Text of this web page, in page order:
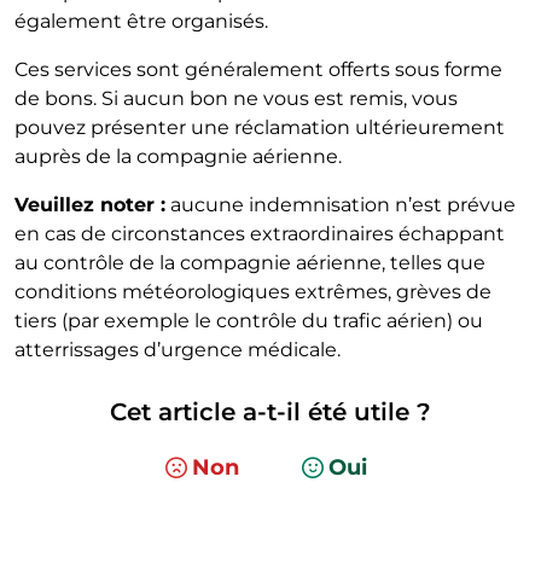
également être organisés.
Ces services sont généralement offerts sous forme
de bons. Si aucun bon ne vous est remis, vous
pouvez présenter une réclamation ultérieurement
auprès de la compagnie aérienne.
Veuillez noter : aucune indemnisation n’est prévue
en cas de circonstances extraordinaires échappant
au contrôle de la compagnie aérienne, telles que
conditions météorologiques extrêmes, grèves de
tiers (par exemple le contrôle du trafic aérien) ou
atterrissages d’urgence médicale.
Cet article a-t-il été utile ?
Non Oui